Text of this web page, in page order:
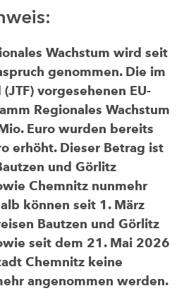
Wachstum wird seit
genommen. Die im
vorgesehenen EU-
Regionales Wachstum
Euro wurden bereits
erhöht. Dieser Betrag ist
und Görlitz
Chemnitz nunmehr
können seit 1. März
Bautzen und Görlitz
seit dem 21. Mai 2026
Chemnitz keine
angenommen werden.